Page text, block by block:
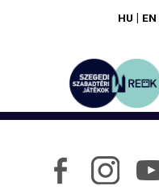
HU | EN